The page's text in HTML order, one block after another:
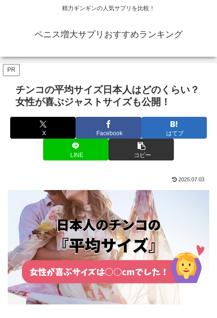
精力ギンギンの人気サプリを比較！
ペニス増大サプリおすすめランキング
PR
チンコの平均サイズ日本人はどのくらい？
女性が喜ぶジャストサイズも公開！
X Facebook はてブ
LINE コピー
2025.07.03